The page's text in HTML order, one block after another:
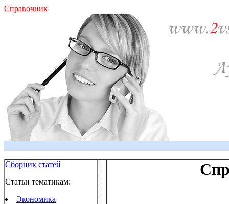
Справочник
Сборник статей
Статьи тематикам:
Экономика